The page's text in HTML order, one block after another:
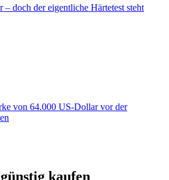
doch der eigentliche Härtetest steht
von 64.000 US-Dollar vor der
kaufen